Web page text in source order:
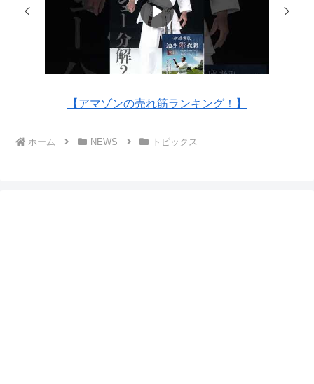
【アマゾンの売れ筋ランキング！】
ホーム NEWS トピックス